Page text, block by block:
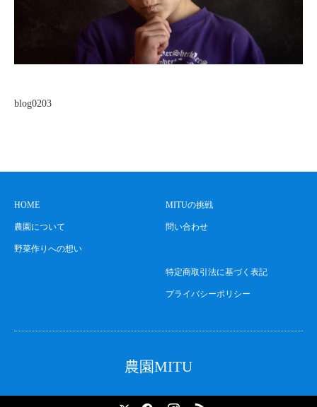
blog0203
HOME
農園について
野菜作りへの想い
MITUの挑戦
問い合わせ
特定商取引法に基づく表記
プライバシーポリシー
農園MITU